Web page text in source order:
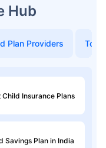
Hub
Plan Providers Top
Child Insurance Plans
Savings Plan in India